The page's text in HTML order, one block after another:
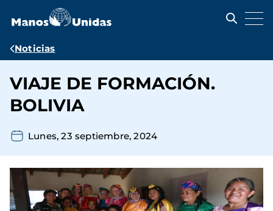
contenido
Ruta
navegación
Noticias
VIAJE DE FORMACIÓN.
BOLIVIA
Lunes, 23 septiembre, 2024